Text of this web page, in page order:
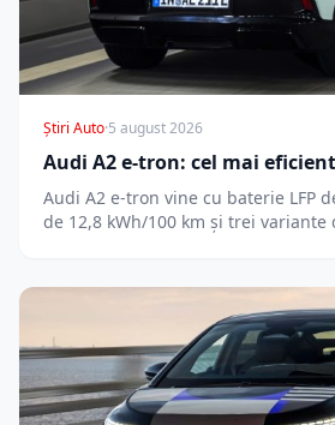
Știri Auto·5 august 2026
Audi A2 e-tron: cel mai
Audi A2 e-tron vine cu baterie LFP
de 12,8 kWh/100 km și trei